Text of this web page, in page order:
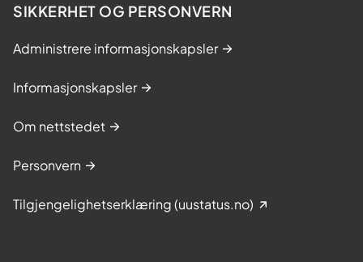
SIKKERHET OG PERSONVERN
Administrere informasjonskapsler
Informasjonskapsler
Om nettstedet
Personvern
Tilgjengelighetserklæring (uustatus.no)